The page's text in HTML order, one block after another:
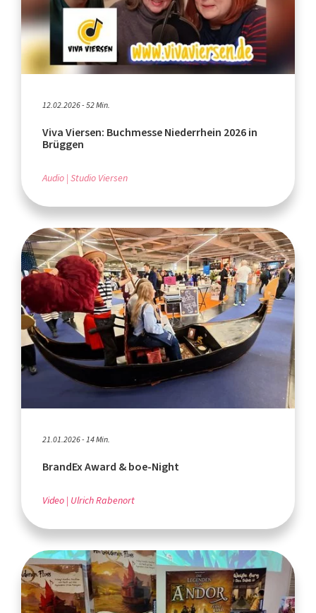
12.02.2026 - 52 Min.
Viva Viersen: Buchmesse Niederrhein 2026 in
Brüggen
Audio Studio Viersen
21.01.2026 - 14 Min.
BrandEx Award & boe-Night
Video Ulrich Rabenort